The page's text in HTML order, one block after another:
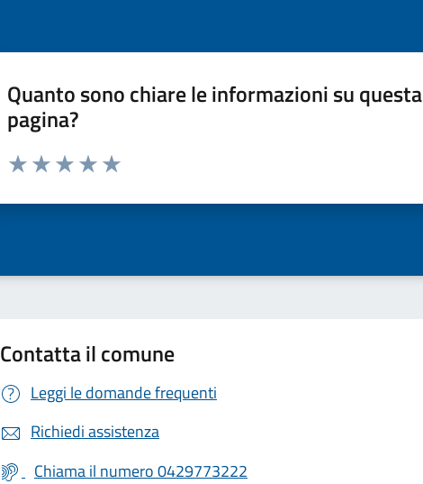
Quanto sono chiare le informazioni su questa
pagina?
Valuta da 1 a 5 stelle la pagina
Contatta il comune
Leggi le domande frequenti
Richiedi assistenza
Chiama il numero 0429773222